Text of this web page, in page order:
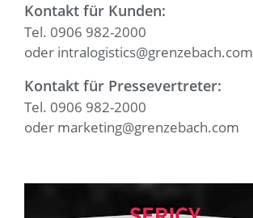
Kontakt für Kunden:
Tel. 0906 982-2000
oder intralogistics@grenzebach.com
Kontakt für Pressevertreter:
Tel. 0906 982-2000
oder marketing@grenzebach.com